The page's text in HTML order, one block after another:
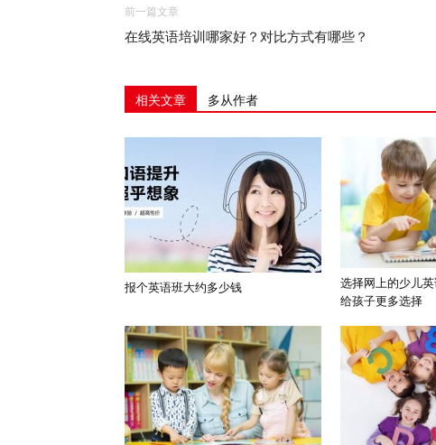
前一篇文章
在线英语培训哪家好？对比方式有哪些？
相关文章 多从作者
报个英语班大约多少钱
选择网上的少儿
给孩子更多选择